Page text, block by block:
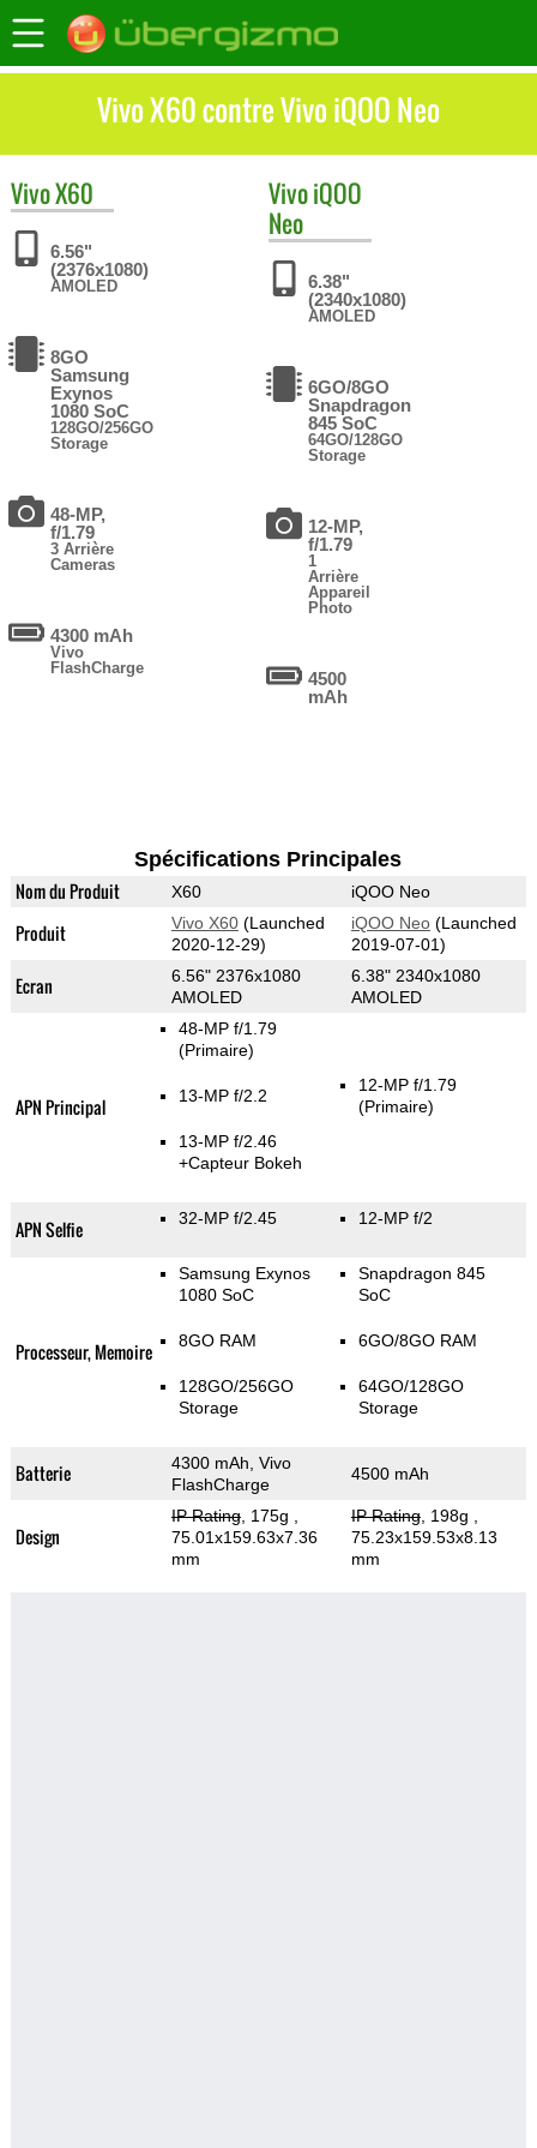
Vivo X60 contre Vivo iQOO Neo
VivoX60
6.56"
(2376x1080)
AMOLED
8GO
Samsung
Exynos
1080 SoC
128GO/256GO
Storage
48-MP,
f/1.79
3 Arrière
Cameras
4300 mAh
Vivo
FlashCharge
VivoiQOO
Neo
6.38"
(2340x1080)
AMOLED
6GO/8GO
Snapdragon
845 SoC
64GO/128GO
Storage
12-MP,
f/1.79
1
Arrière
Appareil
Photo
4500
mAh
Spécifications Principales
Nom du Produit X60 iQOO Neo
Produit Vivo X60(Launched
2020-12-29)
iQOO Neo(Launched
2019-07-01)
Ecran
6.56" 2376x1080
AMOLED
6.38" 2340x1080
AMOLED
APN Principal
48-MP f/1.79
(Primaire)
13-MP f/2.2
13-MP f/2.46
+Capteur Bokeh
12-MP f/1.79
(Primaire)
APN Selfie 32-MP f/2.45 12-MP f/2
Processeur, Memoire
Samsung Exynos
1080 SoC
8GO RAM
128GO/256GO
Storage
Snapdragon 845
SoC
6GO/8GO RAM
64GO/128GO
Storage
Batterie
4300 mAh, Vivo
FlashCharge
4500 mAh
Design
IP Rating, 175g
75.01x159.63x7.36
mm
IP Rating, 198g
75.23x159.53x8.13
mm